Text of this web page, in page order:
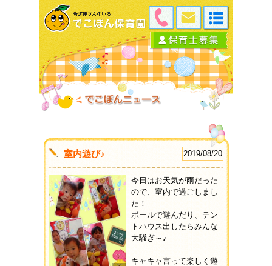
2019/08/20
室内遊び♪
今日はお天気が雨だった
ので、室内で過ごしまし
た！
ボールで遊んだり、テン
トハウス出したらみんな
大騒ぎ～♪
キャキャ言って楽しく遊